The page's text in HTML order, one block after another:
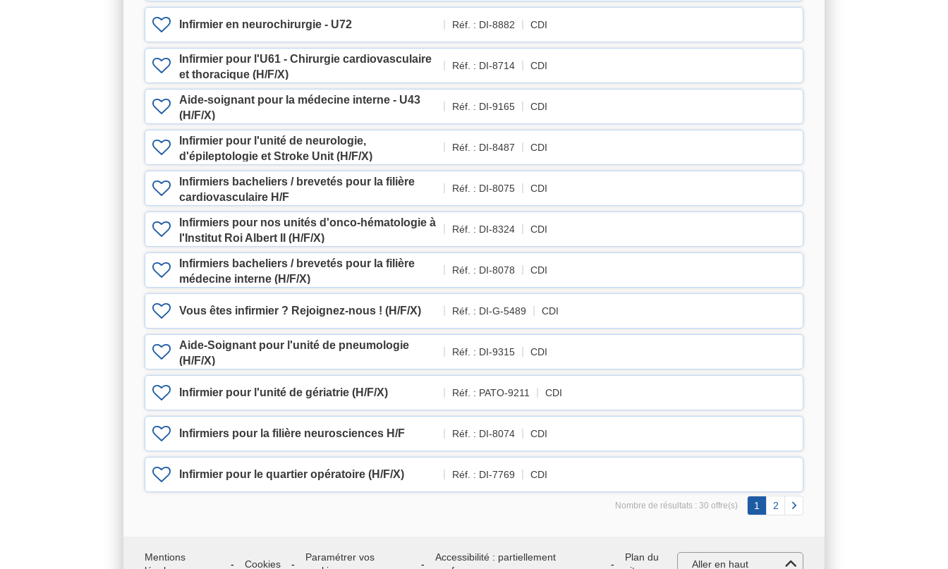
Infirmier en neurochirurgie - U72 Réf. : DI-8882 CDI
Infirmier pour l'U61 - Chirurgie cardiovasculaire
et thoracique (H/F/X)
Réf. : DI-8714 CDI
Aide-soignant pour la médecine interne - U43
(H/F/X)
Réf. : DI-9165 CDI
Infirmier pour l'unité de neurologie,
d'épileptologie et Stroke Unit (H/F/X)
Réf. : DI-8487 CDI
Infirmiers bacheliers / brevetés pour la filière
cardiovasculaire H/F
Réf. : DI-8075 CDI
Infirmiers pour nos unités d'onco-hématologie à
l'Institut Roi Albert II (H/F/X)
Réf. : DI-8324 CDI
Infirmiers bacheliers / brevetés pour la filière
médecine interne (H/F/X)
Réf. : DI-8078 CDI
Vous êtes infirmier ? Rejoignez-nous ! (H/F/X) Réf. : DI-G-5489 CDI
Aide-Soignant pour l'unité de pneumologie
(H/F/X)
Réf. : DI-9315 CDI
Infirmier pour l'unité de gériatrie (H/F/X) Réf. : PATO-9211 CDI
Infirmiers pour la filière neurosciences H/F Réf. : DI-8074 CDI
Infirmier pour le quartier opératoire (H/F/X) Réf. : DI-7769 CDI
Nombre de résultats : 30 offre(s) 1 2
Mentions
Cookies
Paramétrer vos
Accessibilité : partiellement
Plan du
Aller en haut